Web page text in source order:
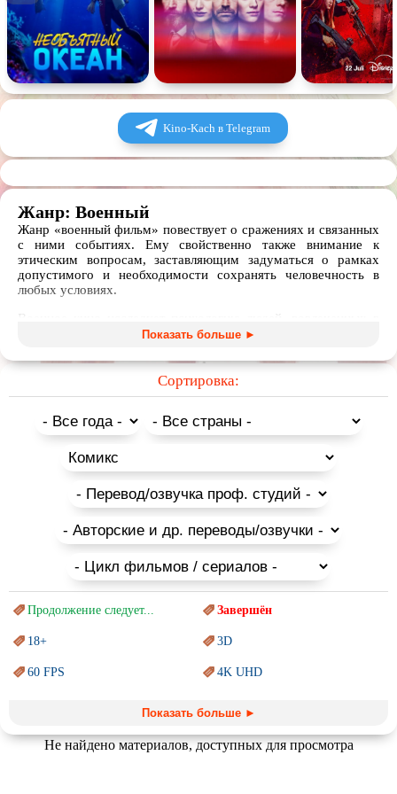
Комедия
Человек Обучающие видео Религия
Kino-Kach в Telegram
Жанр: Военный
Жанр «военный фильм» повествует о сражениях и связанных
с ними событиях. Ему свойственно также внимание к
этическим вопросам, заставляющим задуматься о рамках
допустимого и необходимости сохранять человечность в
любых условиях.
Военное кино исследует психологию людей, вовлеченных в
сражение, повествуют о страданиях солдат и мирных
полнометражные и короткометражные фильмы, сериалы и
мультфильмы про войну дают пищу для размышлений об
истоках героизма и предательства, одновременно восхищая
В данном разделе для скачивания и просмотра представлен
большой список, который содержит лучшие новые и
классические фильмы про Вторую Мировую Войну, а также
военных конфликтах, которые происходили на протяжении
всей истории человечества в разных уголках планеты.
Многие из них являются историческими и основаны на
реальных событиях.
Показать больше ►
Сортировка:
Продолжение следует... Завершён
18+ 3D
60 FPS 4K UHD
Marvel PIXAR
Показать больше ►
Не найдено материалов, доступных для просмотра